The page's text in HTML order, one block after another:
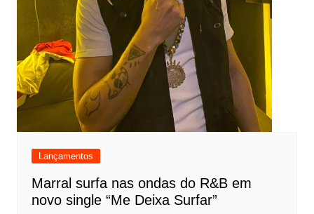
Lançamentos
Marral surfa nas ondas do R&B em
novo single “Me Deixa Surfar”